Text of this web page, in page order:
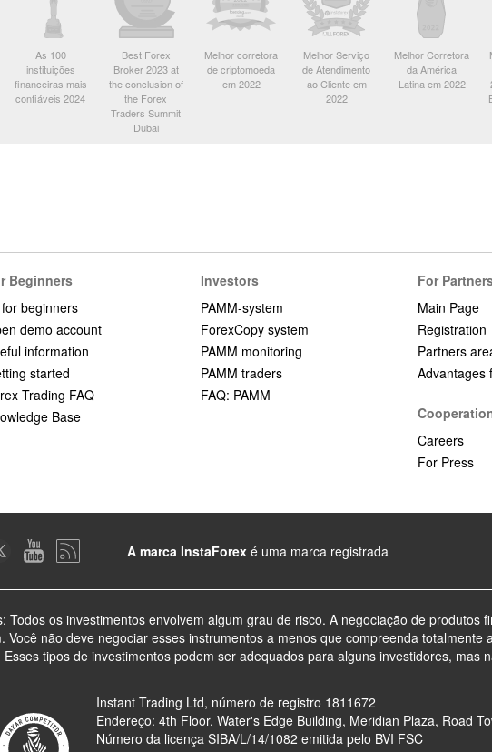
As 100
instituições
financeiras mais
confiáveis 2024
Best Forex
Broker 2023 at
the conclusion of
the Forex
Traders Summit
Dubai
Melhor corretora
de criptomoeda
em 2022
Melhor Serviço
de Atendimento
ao Cliente em
2022
Melhor Corretora
da América
Latina em 2022
Beginners
beginners
demo account
information
started
Trading FAQ
Base
Investors
PAMM-system
ForexCopy system
PAMM monitoring
PAMM traders
FAQ: PAMM
For
Main Page
Registration
Partners
Advantages
Careers
For Press
A marca InstaForex é uma marca registrada
Todos os investimentos envolvem algum grau de risco. A negociação de produtos
Você não deve negociar esses instrumentos a menos que compreenda
tipos de investimentos podem ser adequados para alguns investidores, mas
Instant Trading Ltd, número de registro 1811672
Endereço: 4th Floor, Water's Edge Building, Meridian Plaza, Road
Número da licença SIBA/L/14/1082 emitida pelo BVI FSC